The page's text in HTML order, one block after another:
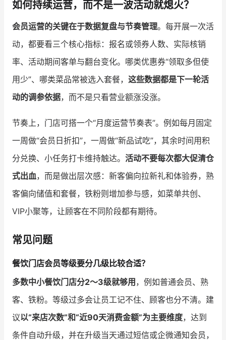
如何持续运营，而不是一波活动就熄火？
会员运营的关键在于数据复盘与节奏管理。每开展一次活
动，都要看三个核心指标：报名或领券人数、实际核销
率、活动期间客单与翻台变化。哪类优惠券“领取多但使
用少”、哪类菜品常被选入套餐， 这些数据都是下一轮活
动的调参依据，而不是只看营业额涨没涨。
节奏上，门店可搭一个“月度运营节奏表”。例如每月固定
一周做“会员日折扣”，一周做“新品试吃”，其余时间用积
分兑换、小任务打卡维持触达。 活动不要每次都大促清仓
式出血，而是做出层次感：新客偏向拉新礼和体验券，熟
客偏向储值和套餐，铁粉则增加参与感，如菜单共创、
VIP小聚等，让顾客在不同阶段都有期待。
常见问题
餐饮门店会员等级要分几级比较合适？
多数中小餐饮门店分2～3级就够用 ，例如普通会员、熟
客、铁粉。等级过多会让员工记不住、顾客也分不清。建
议以“来店次数”和“近90天消费金额”为主要维度，达到
条件自动升级，并在升级当天通过短信或企微通知会员，